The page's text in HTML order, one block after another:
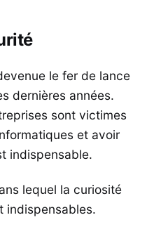
le fer de lance
dernières années.
sont victimes
et avoir
indispensable.
lequel la curiosité
indispensables.